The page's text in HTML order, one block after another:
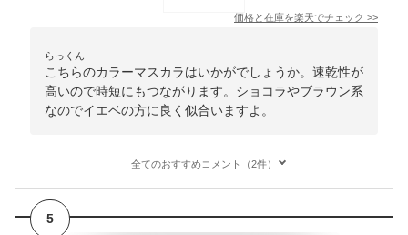
価格と在庫を楽天でチェック >>
らっくん
こちらのカラーマスカラはいかがでしょうか。速乾性が
高いので時短にもつながります。ショコラやブラウン系
なのでイエベの方に良く似合いますよ。
全てのおすすめコメント（2件）
5